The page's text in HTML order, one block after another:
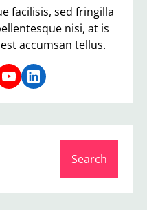
facilisis, sed fringilla
nisi, at is
accumsan tellus.
YouTube LinkedIn
Search